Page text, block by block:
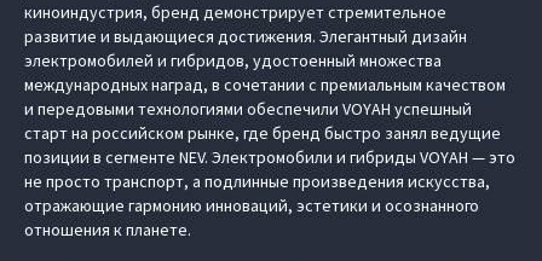
киноиндустрия, бренд демонстрирует стремительное
развитие и выдающиеся достижения. Элегантный дизайн
электромобилей и гибридов, удостоенный множества
международных наград, в сочетании с премиальным качеством
и передовыми технологиями обеспечили VOYAH успешный
старт на российском рынке, где бренд быстро занял ведущие
позиции в сегменте NEV. Электромобили и гибриды VOYAH — это
не просто транспорт, а подлинные произведения искусства,
отражающие гармонию инноваций, эстетики и осознанного
отношения к планете.